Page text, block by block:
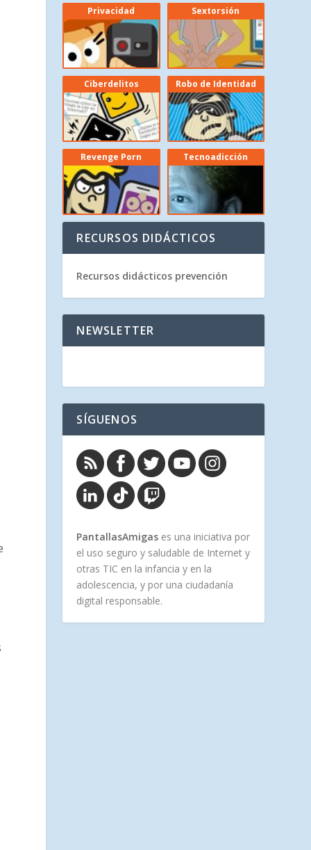
Privacidad Sextorsión
Ciberdelitos Robo de Identidad
Revenge Porn Tecnoadicción
RECURSOS DIDÁCTICOS
Recursos didácticos prevención
NEWSLETTER
SÍGUENOS
PantallasAmigas es una iniciativa por
el uso seguro y saludable de Internet y
otras TIC en la infancia y en la
adolescencia, y por una ciudadanía
digital responsable.